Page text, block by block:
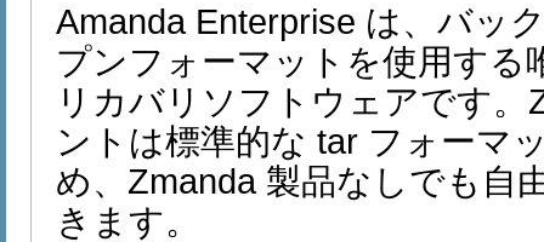
Amanda Enterprise は、バッ
プンフォーマットを使用する
リカバリソフトウェアです。
ントは標準的な tar フォーマ
め、Zmanda 製品なしでも自
きます。